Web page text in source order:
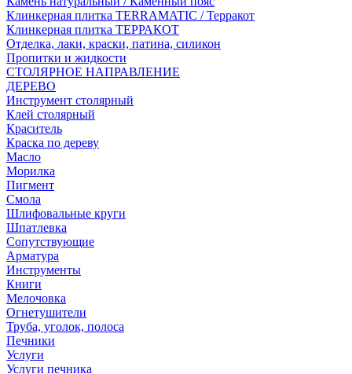
Клинкерная плитка TERRAMATIC / Терракот
Клинкерная плитка ТЕРРАКОТ
Отделка, лаки, краски, патина, силикон
Пропитки и жидкости
СТОЛЯРНОЕ НАПРАВЛЕНИЕ
ДЕРЕВО
Инструмент столярный
Клей столярный
Краситель
Краска по дереву
Масло
Морилка
Пигмент
Смола
Шлифовальные круги
Шпатлевка
Сопутствующие
Арматура
Инструменты
Книги
Мелочовка
Огнетушители
Труба, уголок, полоса
Печники
Услуги
Услуги печника